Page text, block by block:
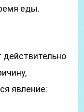
еды.
действительно
явление: